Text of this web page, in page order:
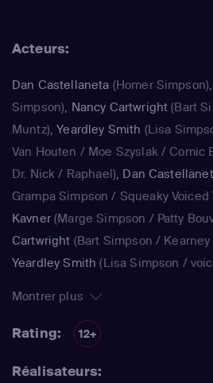
saison, est régulièrement
Acteurs:
Dan Castellaneta (Homer Simpson)
Simpson), Nancy Cartwright (Bart
Muntz),Yeardley Smith (Lisa
Van Houten / Moe Szyslak / Comic
Dr. Nick / Raphael), Dan
Grampa Simpson / Squeaky Voiced
Kavner(Marge Simpson / Patty
Cartwright (Bart Simpson /
Yeardley Smith (Lisa Simpson /
Lawyer / Lifeguard / Very Tall Man /
Castellaneta(Homer Simpson /
(Bart Simpson)
Houten / Clancy Wiggum / Snake
Montrer plus
Rating: 12+
Réalisateurs: